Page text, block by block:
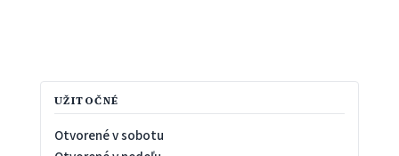
UŽITOČNÉ
Otvorené v sobotu